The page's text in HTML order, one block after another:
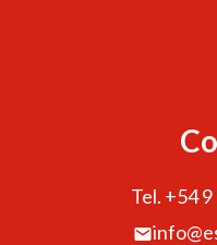
Tel. +54